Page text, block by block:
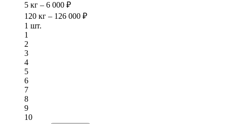
5 кг – 6 000 ₽
120 кг – 126 000 ₽
1 шт.
1
2
3
4
5
6
7
8
9
10